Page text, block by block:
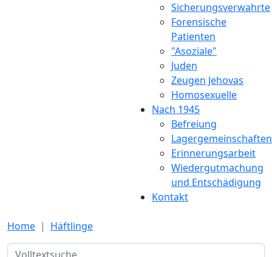
Sicherungsverwahrte
Forensische
Patienten
"Asoziale"
Juden
Zeugen Jehovas
Homosexuelle
Nach 1945
Befreiung
Lagergemeinschaften
Erinnerungsarbeit
Wiedergutmachung
und Entschädigung
Kontakt
Home
Häftlinge
Suche